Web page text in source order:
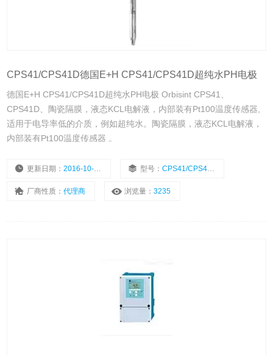
CPS41/CPS41D德国E+H CPS41/CPS41D超纯水PH电极
德国E+H CPS41/CPS41D超纯水PH电极 Orbisint CPS41、
CPS41D、陶瓷隔膜，液态KCL电解液，内部装有Pt100温度传感器,
适用于电导率低的介质，例如超纯水。陶瓷隔膜，液态KCL电解液，
内部装有Pt100温度传感器 。
更新日期：2016-10-18 型号：CPS41/CPS41D
厂商性质：代理商 浏览量：3235